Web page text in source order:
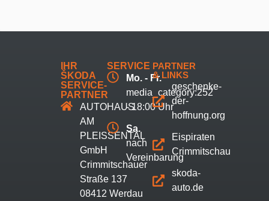
IHR
ŠKODA
SERVICE-
PARTNER
AUTOHAUS
AM
PLEISSENTAL
GmbH
Crimmitschauer
Straße 137
08412 Werdau
SERVICE
Mo. - Fr.
media_category:252
- 18:00 Uhr
Sa.
nach
Vereinbarung
PARTNER
& LINKS
geschenke-
der-
hoffnung.org
Eispiraten
Crimmitschau
skoda-
auto.de